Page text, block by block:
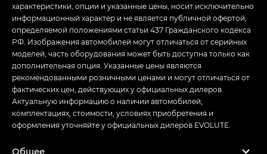
характеристики, опции и указанные цены, носит исключительно
информационный характер и не является публичной офертой,
определяемой положениями статьи 437 Гражданского кодекса
РФ. Изображения автомобилей могут отличаться от серийных
моделей, часть оборудования может быть доступна только как
дополнительная опция. Указанные цены являются
рекомендованными розничными ценами и могут отличаться от
фактических цен, действующих у официальных дилеров.
Актуальную информацию о наличии автомобилей,
комплектациях, стоимости, условиях приобретения и
оформления уточняйте у официальных дилеров EVOLUTE.
Общее